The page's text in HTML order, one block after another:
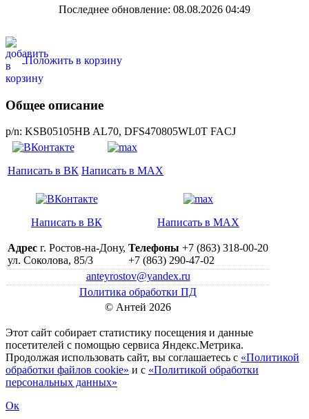
Последнее обновление: 08.08.2026 04:49
Положить в корзину
Общее описание
p/n: KSB05105HB AL70, DFS470805WL0T FACJ
Написать в ВК Написать в MAX
Написать в ВК Написать в MAX
Адрес г. Ростов-на-Дону,
ул. Соколова, 85/3
Телефоны +7 (863) 318-00-20
+7 (863) 290-47-02
anteyrostov@yandex.ru
Политика обработки ПД
© Антей 2026
Этот сайт собирает статистику посещения и данные
посетителей c помощью сервиса Яндекс.Метрика.
Продолжая использовать сайт, вы соглашаетесь с «Политикой
обработки файлов cookie» и с «Политикой обработки
персональных данных»
Ок